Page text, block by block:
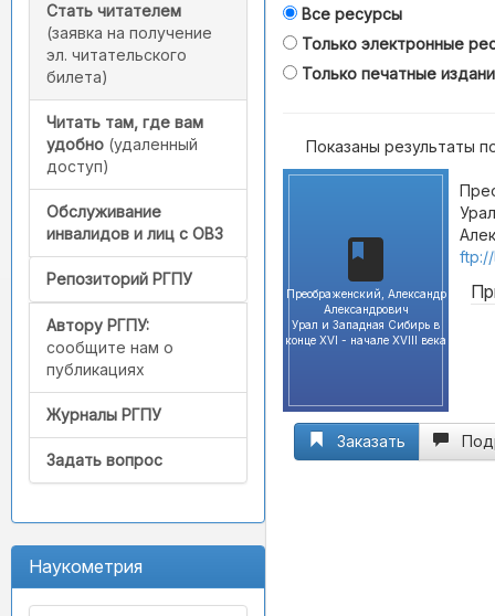
Стать читателем
(заявка на получение
эл. читательского
билета)
Читать там, где вам
удобно (удаленный
доступ)
Обслуживание
инвалидов и лиц с ОВЗ
Репозиторий РГПУ
Автору РГПУ:
сообщите нам о
публикациях
Журналы РГПУ
Задать вопрос
Наукометрия
Все ресурсы
Только электронные
Только печатные
Показаны результаты
Преображенский, Александр
Александрович
Урал и Западная Сибирь в
конце XVI - начале XVIII века
Заказать